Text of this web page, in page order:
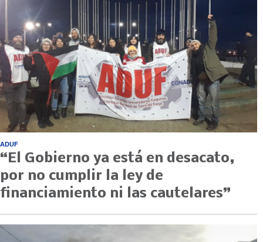
ADUF
“El Gobierno ya está en desacato,
por no cumplir la ley de
financiamiento ni las cautelares”